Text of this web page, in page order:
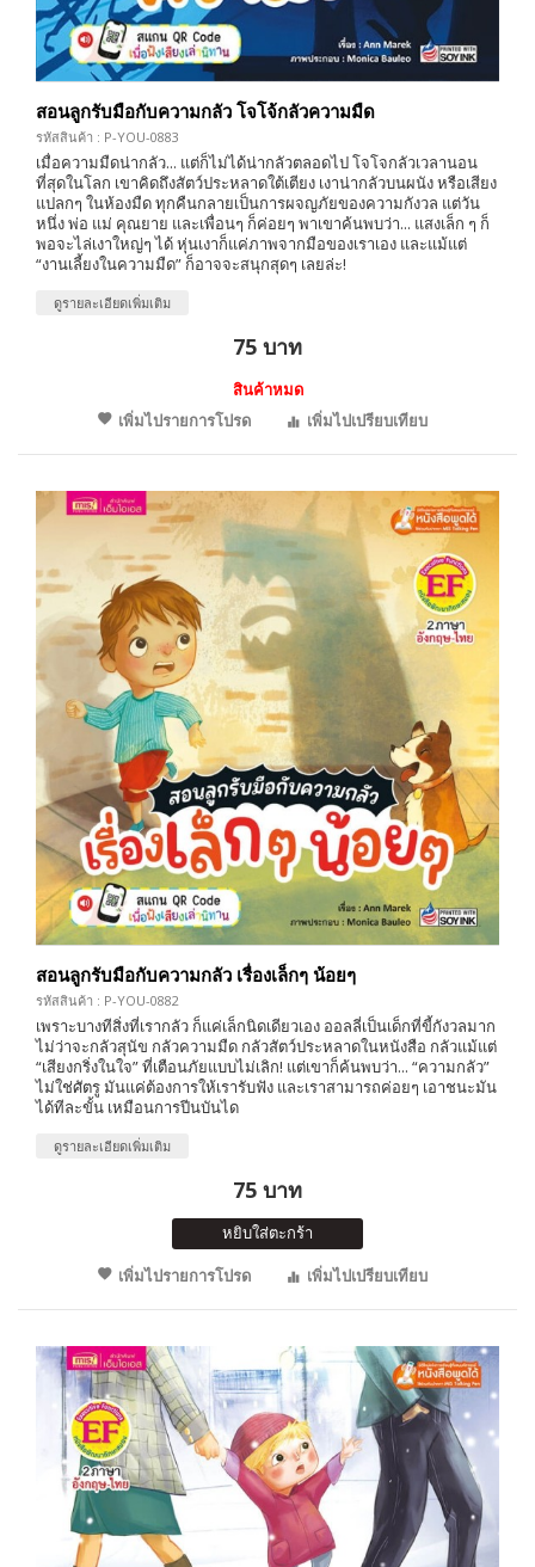
สอนลูกรับมือกับความกลัว โจโจ้กลัวความมืด
รหัสสินค้า : P-YOU-0883
เมื่อความมืดน่ากลัว... แต่ก็ไม่ได้น่ากลัวตลอดไป โจโจกลัวเวลานอน
ที่สุดในโลก เขาคิดถึงสัตว์ประหลาดใต้เตียง เงาน่ากลัวบนผนัง หรือเสียง
แปลกๆ ในห้องมืด ทุกคืนกลายเป็นการผจญภัยของความกังวล แต่วัน
หนึ่ง พ่อ แม่ คุณยาย และเพื่อนๆ ก็ค่อยๆ พาเขาค้นพบว่า... แสงเล็ก ๆ ก็
พอจะไล่เงาใหญ่ๆ ได้ หุ่นเงาก็แค่ภาพจากมือของเราเอง และแม้แต่
“งานเลี้ยงในความมืด” ก็อาจจะสนุกสุดๆ เลยล่ะ!
ดูรายละเอียดเพิ่มเติม
75 บาท
สินค้าหมด
เพิ่มไปรายการโปรด
เพิ่มไปเปรียบเทียบ
สอนลูกรับมือกับความกลัว เรื่องเล็กๆ น้อยๆ
รหัสสินค้า : P-YOU-0882
เพราะบางทีสิ่งที่เรากลัว ก็แค่เล็กนิดเดียวเอง ออลลี่เป็นเด็กที่ขี้กังวลมาก
ไม่ว่าจะกลัวสุนัข กลัวความมืด กลัวสัตว์ประหลาดในหนังสือ กลัวแม้แต่
“เสียงกริ่งในใจ” ที่เตือนภัยแบบไม่เลิก! แต่เขาก็ค้นพบว่า... “ความกลัว”
ไม่ใช่ศัตรู มันแค่ต้องการให้เรารับฟัง และเราสามารถค่อยๆ เอาชนะมัน
ได้ทีละขั้น เหมือนการปีนบันได
ดูรายละเอียดเพิ่มเติม
75 บาท
หยิบใส่ตะกร้า
เพิ่มไปรายการโปรด
เพิ่มไปเปรียบเทียบ